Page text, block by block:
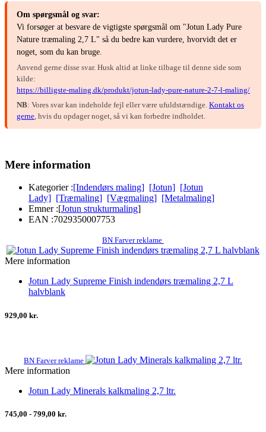
Om spørgsmål og svar:
Vi forsøger at besvare de vigtigste spørgsmål om "Jotun Lady Pure
Nature træmaling 2,7 L" så du bedre kan vurdere, hvorvidt det er
noget, som du kan bruge.
Anvend gerne disse svar. Husk altid at linke tilbage til denne side som
kilde:
https://billigste-maling.dk/produkt/jotun-lady-pure-nature-2-7-l-maling/
NB: Vores svar kan indeholde fejl eller være ufuldstændige. Kontakt os
gerne , hvis du opdager noget, så vi kan forbedre indholdet.
Mere information
Kategorier :[Indendørs maling] [Jotun] [Jotun
Lady] [Træmaling] [Vægmaling] [Metalmaling]
Emner :[Jotun strukturmaling]
EAN :7029350007753
BN Farver reklame
Mere information
Jotun Lady Supreme Finish indendørs træmaling 2,7 L
halvblank
929,00 kr.
BN Farver reklame
Mere information
Jotun Lady Minerals kalkmaling 2,7 ltr.
745,00 - 799,00 kr.